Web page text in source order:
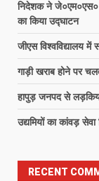
निदेशक ने
का किया उद्घाटन
जीएस विश्वविद्यालय
गाड़ी खराब होने पर
हापुड़ जनपद से
उद्यमियों का कांवड़
RECENT